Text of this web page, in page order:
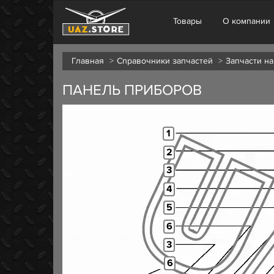
Товары О компании
Главная Справочники запчастей Запчасти
ПАНЕЛЬ ПРИБОРОВ
1
2
3
3
4
5
6
6